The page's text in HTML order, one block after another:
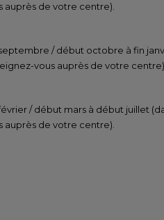
auprès de votre centre).
/ début octobre à fin
vous auprès de votre centre).
/ début mars à début juillet
auprès de votre centre).